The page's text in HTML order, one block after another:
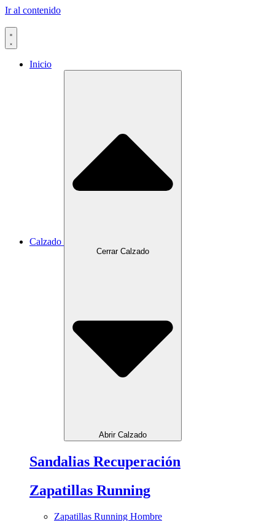
Ir al contenido
Inicio
Calzado
Cerrar Calzado
Abrir Calzado
Sandalias Recuperación
Zapatillas Running
Zapatillas Running Hombre